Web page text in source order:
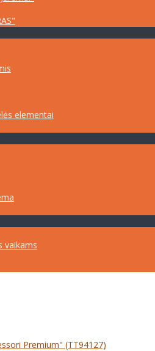
elementai
vaikams
Premium" (TT94127)